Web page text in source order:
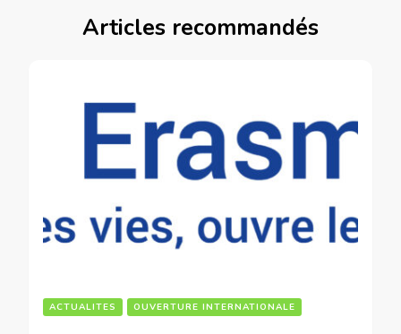
Articles recommandés
ACTUALITES OUVERTURE INTERNATIONALE